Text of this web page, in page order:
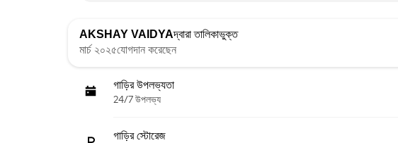
AKSHAY VAIDYAদ্বারা তালিকাভুক্ত
মার্চ ২০২৫যোগদান করেছেন
গাড়ির উপলভ্যতা
24/7 উপলভ্য
গাড়ির স্টোরেজ